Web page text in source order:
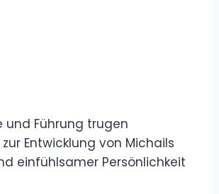
und Führung trugen
Entwicklung von Michails
einfühlsamer Persönlichkeit